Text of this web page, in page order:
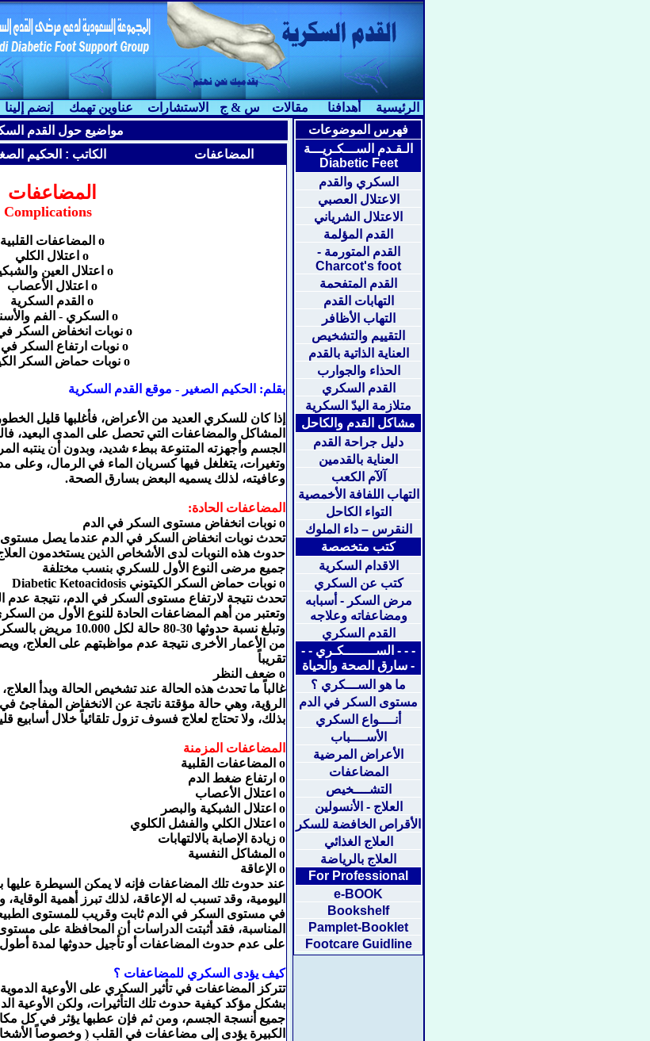
الرئيسية أهدافنا مقالات س & ج الاستشارات عناوين تهمك إنضم إلينا
فهرس الموضوعات
الـقـدم الســـكـريـــة
Diabetic Feet
السكري والقدم
الاعتلال العصبي
الاعتلال الشرياني
القدم المؤلمة
القدم المتورمة -
Charcot's foot
القدم المتفحمة
التهابات القدم
التهاب الأظافر
التقييم والتشخيص
العناية الذاتية بالقدم
الحذاء والجوارب
القدم السكري
متلازمة اليدّ السكرية
مشاكل القدم والكاحل
دليل جراحة القدم
العناية بالقدمين
آلآم الكعب
التهاب اللفافة الأخمصية
التواء الكاحل
النقرس – داء الملوك
كتب متخصصة
الاقدام السكرية
كتب عن السكري
مرض السكر - أسبابه
ومضاعفاته وعلاجه
القدم السكري
- - - الســــــــكـري - -
- سارق الصحة والحياة
ما هو الســـكري ؟
مستوى السكر في الدم
أنــــواع السكري
الأســــباب
الأعراض المرضية
المضاعفات
التشــــخيص
العلاج - الأنسولين
الأقراص الخافضة للسكر
العلاج الغذائي
العلاج بالرياضة
For Professional
e-BOOK
Bookshelf
Pamplet-Booklet
Footcare Guidline
مواضيع حول القدم
المضاعفات
الكاتب : الحكيم
المضاعفات
o المضاعفات القلبية
o اعتلال الكلي
o اعتلال العين والشبكية
o اعتلال الأعصاب
o القدم السكرية
o السكري - الفم والأسنان
o نوبات انخفاض السكر في الدم
o نوبات ارتفاع السكر في الدم
o نوبات حماض السكر الكيتوني
بقلم: الحكيم الصغير - موقع القدم السكرية
إذا كان للسكري العديد من الأعراض، فأغلبها قليل
المشاكل والمضاعفات التي تحصل على المدى البعيد،
الجسم وأجهزته المتنوعة ببطء شديد، وبدون أن ينتبه
وتغيرات، يتغلغل فيها كسريان الماء في الرمال، وعلى
وعافيته، لذلك يسميه البعض بسارق الصحة.
المضاعفات الحادة:
o نوبات انخفاض مستوى السكر في الدم
تحدث نوبات انخفاض السكر في الدم عندما يصل مستوى
حدوث هذه النوبات لدى الأشخاص الذين يستخدمون
جميع مرضى النوع الأول للسكري بنسب مختلفة
o نوبات حماض السكر الكيتوني Diabetic Ketoacidosis
تحدث نتيجة لارتفاع مستوى السكر في الدم، نتيجة عدم
وتعتبر من أهم المضاعفات الحادة للنوع الأول من
وتبلغ نسبة حدوثها 30-80
من الأعمار الأخرى نتيجة عدم مواظبتهم على العلاج،
تقريباً
o ضعف النظر
غالباً ما تحدث هذه الحالة عند تشخيص الحالة وبدأ
الرؤية، وهي حالة مؤقتة ناتجة عن الانخفاض المفاجئ
بذلك، ولا تحتاج لعلاج فسوف تزول تلقائياً خلال أسابيع
المضاعفات المزمنة
o المضاعفات القلبية
o ارتفاع ضغط الدم
o اعتلال الأعصاب
o اعتلال الشبكية والبصر
o اعتلال الكلي والفشل الكلوي
o زيادة الإصابة بالالتهابات
o المشاكل النفسية
o الإعاقة
عند حدوث تلك المضاعفات فإنه لا يمكن السيطرة عليها
اليومية، وقد تسبب له الإعاقة، لذلك تبرز أهمية
في مستوى السكر في الدم ثابت وقريب للمستوى
المناسبة، فقد أثبتت الدراسات أن المحافظة على
على عدم حدوث المضاعفات أو تأجيل حدوثها لمدة
كيف يؤدى السكري للمضاعفات ؟
تتركز المضاعفات في تأثير السكري على الأوعية
بشكل مؤكد كيفية حدوث تلك التأثيرات، ولكن الأوعية
جميع أنسجة الجسم، ومن ثم فإن عطبها يؤثر في كل
الكبيرة يؤدى إلى مضاعفات في القلب ( وخصوصاً